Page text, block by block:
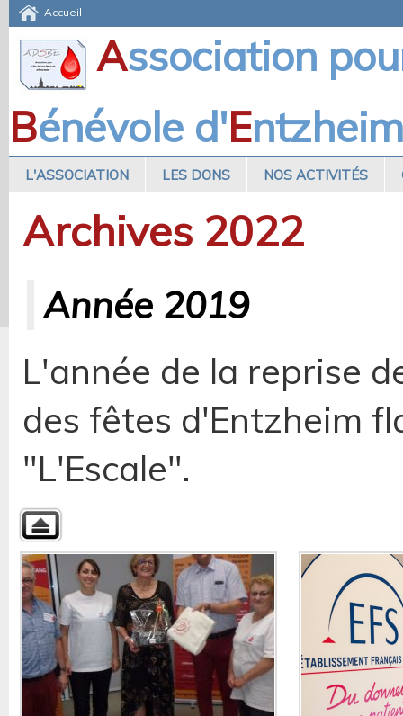
Accueil
Association
Bénévole d'Entzheim
L'ASSOCIATION LES DONS NOS ACTIVITÉS
Archives 2022
Année 2019
L'année de la reprise
des fêtes d'Entzheim
"L'Escale".